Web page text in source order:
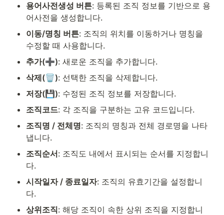
용어사전생성 버튼: 등록된 조직 정보를 기반으로 용
어사전을 생성합니다.
이동/명칭 버튼: 조직의 위치를 이동하거나 명칭을
수정할 때 사용합니다.
추가(➕): 새로운 조직을 추가합니다.
삭제(🗑): 선택한 조직을 삭제합니다.
저장(💾): 수정된 조직 정보를 저장합니다.
조직코드: 각 조직을 구분하는 고유 코드입니다.
조직명 / 전체명: 조직의 명칭과 전체 경로명을 나타
냅니다.
조직순서: 조직도 내에서 표시되는 순서를 지정합니
다.
시작일자 / 종료일자: 조직의 유효기간을 설정합니
다.
상위조직: 해당 조직이 속한 상위 조직을 지정합니